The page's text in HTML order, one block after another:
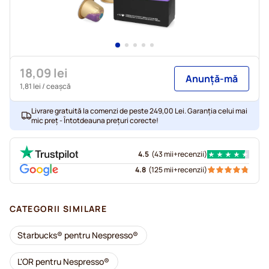
18,09 lei
1,81 lei / ceașcă
Anunță-mă
Livrare gratuită la comenzi de peste 249,00 Lei. Garanția celui mai
mic preț - Întotdeauna prețuri corecte!
4.5 (43 mii+recenzii)
4.8 (125 mii+recenzii)
CATEGORII SIMILARE
Starbucks® pentru Nespresso®
L'OR pentru Nespresso®